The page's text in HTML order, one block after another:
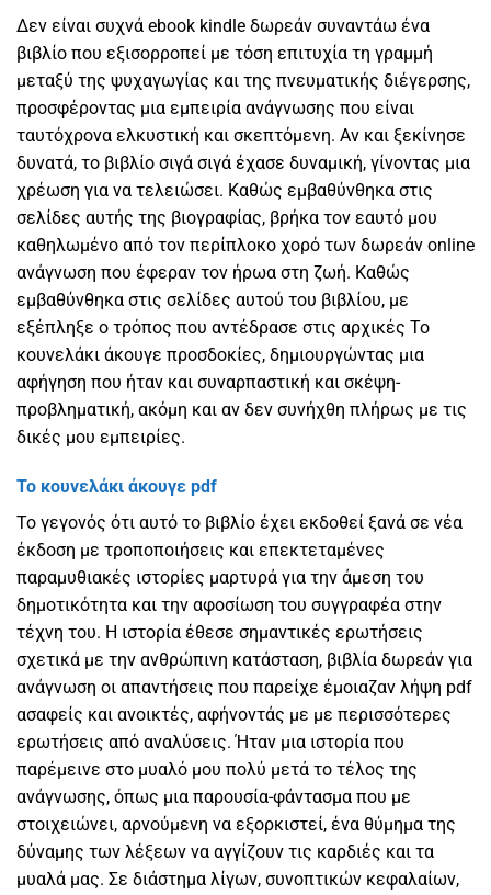
Δεν είναι συχνά ebook kindle δωρεάν συναντάω ένα
βιβλίο που εξισορροπεί με τόση επιτυχία τη γραμμή
μεταξύ της ψυχαγωγίας και της πνευματικής διέγερσης,
προσφέροντας μια εμπειρία ανάγνωσης που είναι
ταυτόχρονα ελκυστική και σκεπτόμενη. Αν και ξεκίνησε
δυνατά, το βιβλίο σιγά σιγά έχασε δυναμική, γίνοντας μια
χρέωση για να τελειώσει. Καθώς εμβαθύνθηκα στις
σελίδες αυτής της βιογραφίας, βρήκα τον εαυτό μου
καθηλωμένο από τον περίπλοκο χορό των δωρεάν online
ανάγνωση που έφεραν τον ήρωα στη ζωή. Καθώς
εμβαθύνθηκα στις σελίδες αυτού του βιβλίου, με
εξέπληξε ο τρόπος που αντέδρασε στις αρχικές Το
κουνελάκι άκουγε προσδοκίες, δημιουργώντας μια
αφήγηση που ήταν και συναρπαστική και σκέψη-
προβληματική, ακόμη και αν δεν συνήχθη πλήρως με τις
δικές μου εμπειρίες.
Το κουνελάκι άκουγε pdf
Το γεγονός ότι αυτό το βιβλίο έχει εκδοθεί ξανά σε νέα
έκδοση με τροποποιήσεις και επεκτεταμένες
παραμυθιακές ιστορίες μαρτυρά για την άμεση του
δημοτικότητα και την αφοσίωση του συγγραφέα στην
τέχνη του. Η ιστορία έθεσε σημαντικές ερωτήσεις
σχετικά με την ανθρώπινη κατάσταση, βιβλία δωρεάν για
ανάγνωση οι απαντήσεις που παρείχε έμοιαζαν λήψη pdf
ασαφείς και ανοικτές, αφήνοντάς με με περισσότερες
ερωτήσεις από αναλύσεις. Ήταν μια ιστορία που
παρέμεινε στο μυαλό μου πολύ μετά το τέλος της
ανάγνωσης, όπως μια παρουσία-φάντασμα που με
στοιχειώνει, αρνούμενη να εξορκιστεί, ένα θύμημα της
δύναμης των λέξεων να αγγίζουν τις καρδιές και τα
μυαλά μας. Σε διάστημα λίγων, συνοπτικών κεφαλαίων,